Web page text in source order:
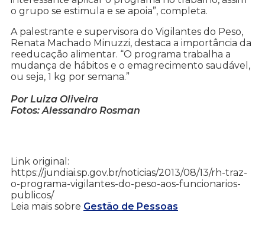
o grupo se estimula e se apoia”, completa.
A palestrante e supervisora do Vigilantes do Peso,
Renata Machado Minuzzi, destaca a importância da
reeducação alimentar. “O programa trabalha a
mudança de hábitos e o emagrecimento saudável,
ou seja, 1 kg por semana.”
Por Luiza Oliveira
Fotos: Alessandro Rosman
Link original:
https://jundiai.sp.gov.br/noticias/2013/08/13/rh-traz-
o-programa-vigilantes-do-peso-aos-funcionarios-
publicos/
Leia mais sobre Gestão de Pessoas